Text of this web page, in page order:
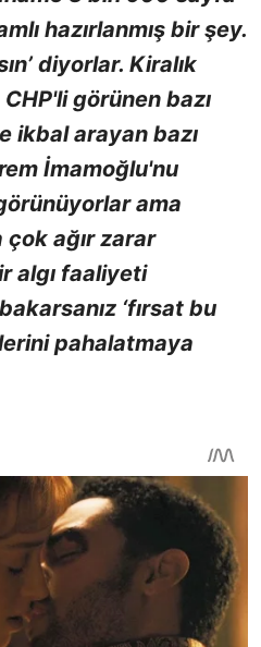
hazırlanmış bir şey.
diyorlar. Kiralık
görünen bazı
ikbal arayan bazı
İmamoğlu'nu
ama
çok ağır zarar
algı faaliyeti
‘fırsat bu
pahalatmaya